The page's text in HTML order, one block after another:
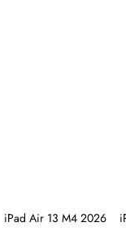
iPad Air 13 M4 2026